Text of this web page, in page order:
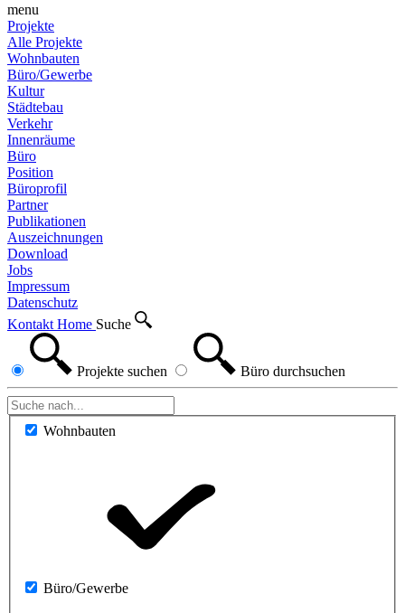
menu
Projekte
Alle Projekte
Wohnbauten
Büro/Gewerbe
Kultur
Städtebau
Verkehr
Innenräume
Büro
Position
Büroprofil
Partner
Publikationen
Auszeichnungen
Download
Jobs
Impressum
Datenschutz
Kontakt Home Suche
Projekte suchen Büro durchsuchen
Wohnbauten
Büro/Gewerbe